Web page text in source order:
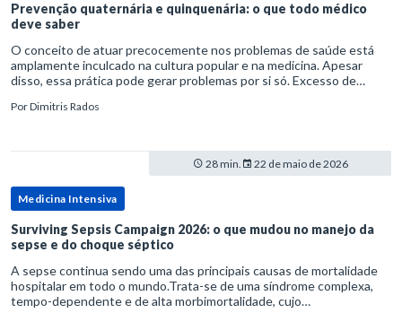
Prevenção quaternária e quinquenária: o que todo médico
deve saber
O conceito de atuar precocemente nos problemas de saúde está
amplamente inculcado na cultura popular e na medicina. Apesar
disso, essa prática pode gerar problemas por si só. Excesso de
PorDimitris Rados
28 min. 22 de maio de 2026
Medicina Intensiva
Surviving Sepsis Campaign 2026: o que mudou no manejo da
sepse e do choque séptico
A sepse continua sendo uma das principais causas de mortalidade
hospitalar em todo o mundo.Trata-se de uma síndrome complexa,
tempo-dependente e de alta morbimortalidade, cujo